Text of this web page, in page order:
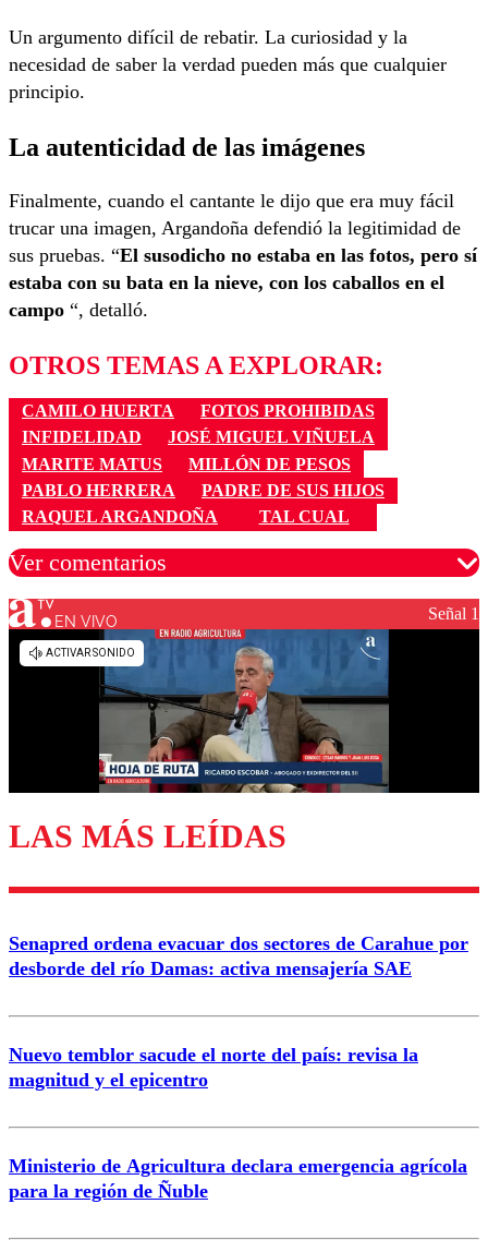
Un argumento difícil de rebatir. La curiosidad y la
necesidad de saber la verdad pueden más que cualquier
principio.
La autenticidad de las imágenes
Finalmente, cuando el cantante le dijo que era muy fácil
trucar una imagen, Argandoña defendió la legitimidad de
sus pruebas. “El susodicho no estaba en las fotos, pero sí
estaba con su bata en la nieve, con los caballos en el
campo “, detalló.
OTROS TEMAS A EXPLORAR:
CAMILO HUERTA
FOTOS PROHIBIDAS
INFIDELIDAD
JOSÉ MIGUEL VIÑUELA
MARITE MATUS
MILLÓN DE PESOS
PABLO HERRERA
PADRE DE SUS HIJOS
RAQUEL ARGANDOÑA
TAL CUAL
Ver comentarios
Los comentarios son moderados para garantizar un
diálogo respetuoso.
Enviar comentario
EN VIVO Señal 1
LAS MÁS LEÍDAS
Senapred ordena evacuar dos sectores de Carahue por
desborde del río Damas: activa mensajería SAE
Nuevo temblor sacude el norte del país: revisa la
magnitud y el epicentro
Ministerio de Agricultura declara emergencia agrícola
para la región de Ñuble